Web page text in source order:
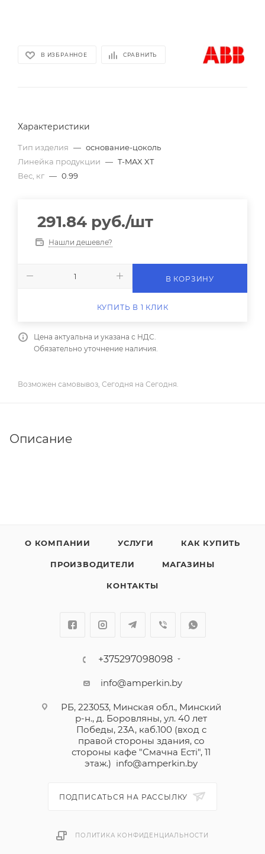
В ИЗБРАННОЕ СРАВНИТЬ
Характеристики
Тип изделия — основание-цоколь
Линейка продукции — T-MAX XT
Вес, кг — 0.99
291.84 руб./шт
Нашли дешевле?
В КОРЗИНУ
КУПИТЬ В 1 КЛИК
Цена актуальна и указана с НДС.
Обязательно уточнение наличия.
Возможен самовывоз, Сегодня на Сегодня.
Описание
О КОМПАНИИ УСЛУГИ КАК КУПИТЬ
ПРОИЗВОДИТЕЛИ МАГАЗИНЫ
КОНТАКТЫ
+375297098098
info@amperkin.by
РБ, 223053, Минская обл., Минский
р-н., д. Боровляны, ул. 40 лет
Победы, 23А, каб.100 (вход с
правой стороны здания, со
стороны кафе "Смачна Естi", 11
этаж.) info@amperkin.by
ПОДПИСАТЬСЯ НА РАССЫЛКУ
ПОЛИТИКА КОНФИДЕНЦИАЛЬНОСТИ